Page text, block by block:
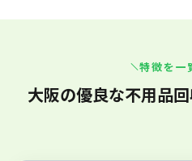
7位：エコクリ
特徴を一
大阪の優良な不用品